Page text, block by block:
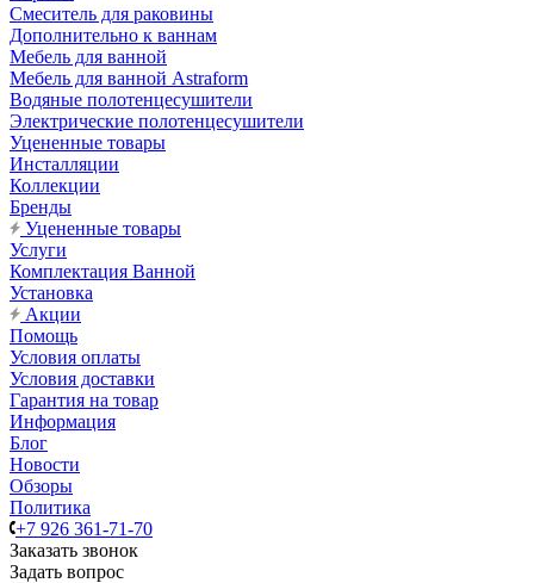
Смеситель для раковины
Дополнительно к ваннам
Мебель для ванной
Мебель для ванной Astraform
Водяные полотенцесушители
Электрические полотенцесушители
Уцененные товары
Инсталляции
Коллекции
Бренды
Уцененные товары
Услуги
Комплектация Ванной
Установка
Акции
Помощь
Условия оплаты
Условия доставки
Гарантия на товар
Информация
Блог
Новости
Обзоры
Политика
+7 926 361-71-70
Заказать звонок
Задать вопрос